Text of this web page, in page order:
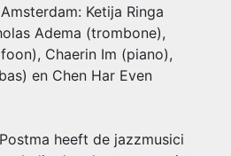
Ketija Ringa
Adema (trombone),
Chaerin Im (piano),
en Chen Har Even
heeft de jazzmusici